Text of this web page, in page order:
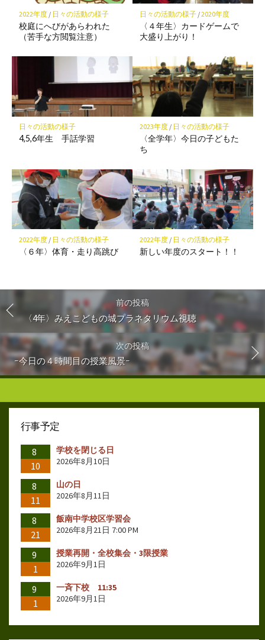
保
存
2022年度/ 日々の活動の様子
校庭にへびがあらわれた
（苦手な方閲覧注意）
日々の活動の様子/2020年度
〈４年生〉カードゲームで
大盛り上がり！
日々の活動の様子
4,5,6年生 手話学習
2023年度/ 日々の活動の様子
〈全学年〉今日の子どもた
ち
2022年度/ 日々の活動の様子
〈６年〉体育・走り高跳び
2022年度/ 日々の活動の様子
新しい年度のスタート！！
前の投稿
〈4年〉みえこどもの城プラネタリウム視聴
次の投稿
ｰ今日の４時間目の授業風景ｰ
行事予定
8
10
学校を閉じる日
2026年8月10日
8
11
山の日
2026年8月11日
8
21
飯南中学校区学習会
2026年8月21日 7:00 PM
9
1
授業再開・全校集会・3限授業
2026年9月1日
9
1
一斉下校 11:35
2026年9月1日